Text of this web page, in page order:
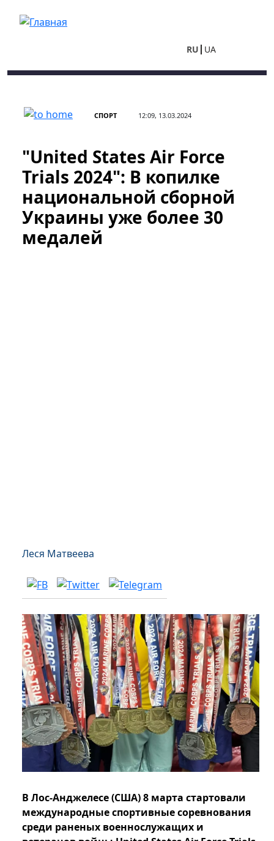
RU UA
СПОРТ 12:09, 13.03.2024
"United States Air Force
Trials 2024": В копилке
национальной сборной
Украины уже более 30
медалей
Леся Матвеева
В Лос-Анджелесе (США) 8 марта стартовали
международные спортивные соревнования
среди раненых военнослужащих и